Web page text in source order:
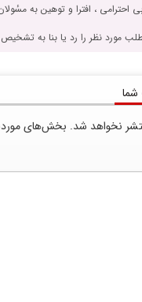
احترامی ، افترا و توهین به
مورد نظر را رد یا بنا به
شما
نخواهد شد. بخش‌های